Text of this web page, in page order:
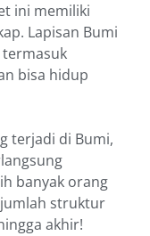
ini memiliki
Lapisan Bumi
bisa hidup
terjadi di Bumi,
banyak orang
struktur
akhir!